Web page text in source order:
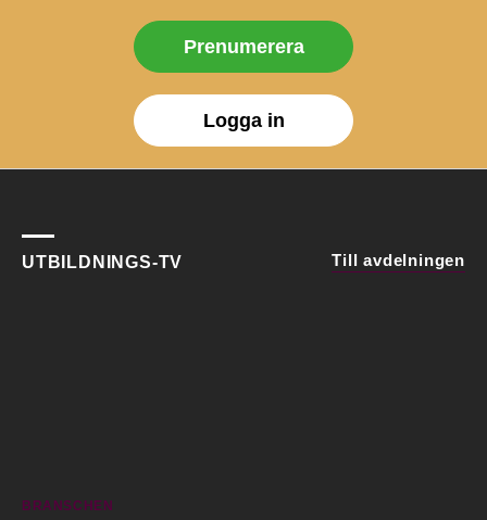
Prenumerera
Logga in
UTBILDNINGS-TV Till avdelningen
BRANSCHEN